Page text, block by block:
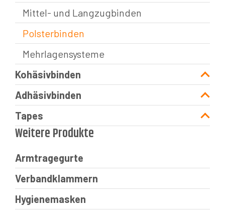
Mittel- und Langzugbinden
Polsterbinden
Mehrlagensysteme
Kohäsivbinden
Adhäsivbinden
Tapes
Weitere Produkte
Armtragegurte
Verbandklammern
Hygienemasken